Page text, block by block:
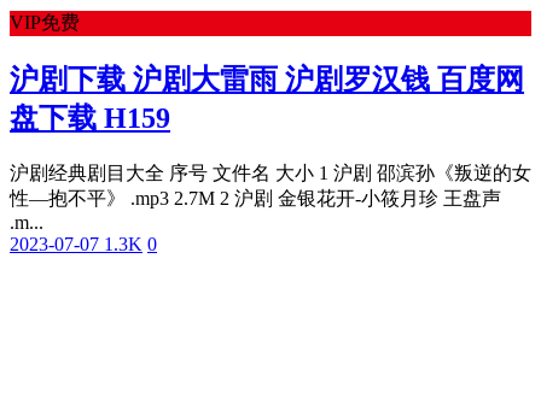
VIP免费
沪剧下载 沪剧大雷雨 沪剧罗汉钱 百度网
盘下载 H159
沪剧经典剧目大全 序号 文件名 大小 1 沪剧 邵滨孙《叛逆的女
性—抱不平》 .mp3 2.7M 2 沪剧 金银花开-小筱月珍 王盘声
.m...
2023-07-07 1.3K 0